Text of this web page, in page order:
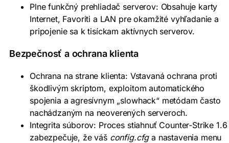
Plne funkčný prehliadač serverov: Obsahuje karty
Internet, Favoriti a LAN pre okamžité vyhľadanie a
pripojenie sa k tisíckam aktívnych serverov.
Bezpečnosť a ochrana klienta
Ochrana na strane klienta: Vstavaná ochrana proti
škodlivým skriptom, exploitom automatického
spojenia a agresívnym „slowhack“ metódam často
nachádzaným na neoverených serveroch.
Integrita súborov: Proces stiahnuť Counter‑Strike 1.6
zabezpečuje, že váš config.cfga nastavenia menu